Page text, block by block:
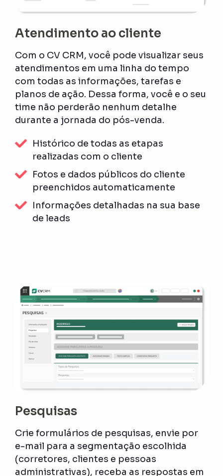
Atendimento ao cliente
Com o CV CRM, você pode visualizar seus
atendimentos em uma linha do tempo
com todas as informações, tarefas e
planos de ação. Dessa forma, você e o seu
time não perderão nenhum detalhe
durante a jornada do pós-venda.
Histórico de todas as etapas
realizadas com o cliente
Fotos e dados públicos do cliente
preenchidos automaticamente
Informações detalhadas na sua base
de leads
Pesquisas
Crie formulários de pesquisas, envie por
e-mail para a segmentação escolhida
(corretores, clientes e pessoas
administrativas), receba as respostas em